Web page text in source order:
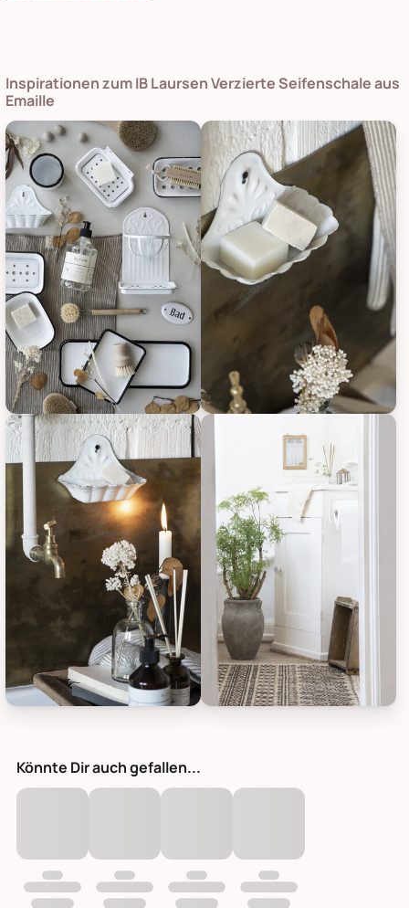
Inspirationen zum IB Laursen Verzierte Seifenschale aus
Emaille
IB Laursen Verzierte Seifenschale aus Emaille, Bild 1
IB Laursen Verzierte
Könnte Dir auch gefallen...